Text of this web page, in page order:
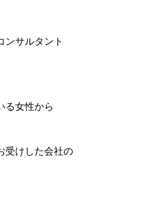
ンサルタント
る女性から
受けした会社の